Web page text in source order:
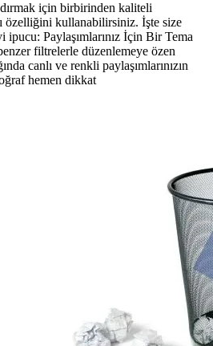
için birbirinden kaliteli
özelliğini kullanabilirsiniz. İşte size
ipucu: Paylaşımlarınız İçin Bir Tema
filtrelerle düzenlemeye özen
canlı ve renkli paylaşımlarınızın
hemen dikkat